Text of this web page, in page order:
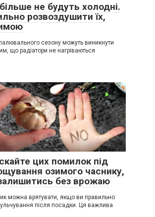
не будуть холодні.
розвоздушити їх,
сезону можуть виникнути
що радіатори не нагріваються
цих помилок під
озимого часнику,
без врожаю
можна врятувати, якщо ви правильно
після посадки. Ця важлива